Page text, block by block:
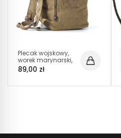
Plecak wojskowy,
worek marynarski,
żeglarski 33L KHAKI
(PT007)
89,00 zł